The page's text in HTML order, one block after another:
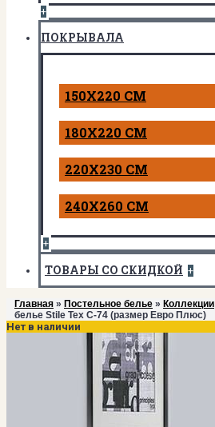
+
ПОКРЫВАЛА
150Х220 СМ
180Х220 СМ
220Х230 СМ
240Х260 СМ
+
ТОВАРЫ СО СКИДКОЙ +
Главная » Постельное белье » Коллекции
белье Stile Tex C-74 (размер Евро Плюс)
Нет в наличии